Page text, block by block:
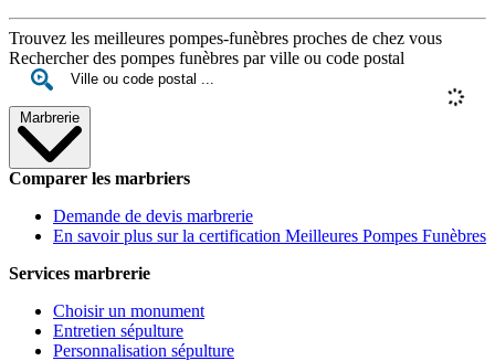
Trouvez les meilleures pompes-funèbres proches de chez vous
Rechercher des pompes funèbres par ville ou code postal
Marbrerie
Comparer les marbriers
Demande de devis marbrerie
En savoir plus sur la certification Meilleures Pompes Funèbres
Services marbrerie
Choisir un monument
Entretien sépulture
Personnalisation sépulture